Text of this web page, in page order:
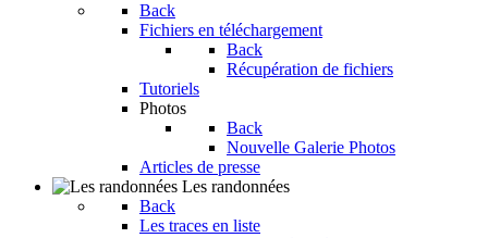
Back
Fichiers en téléchargement
Back
Récupération de fichiers
Tutoriels
Photos
Back
Nouvelle Galerie Photos
Articles de presse
Les randonnées
Back
Les traces en liste